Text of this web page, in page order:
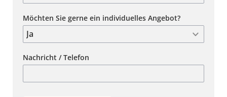
Möchten Sie gerne ein individuelles Angebot?
Nachricht / Telefon